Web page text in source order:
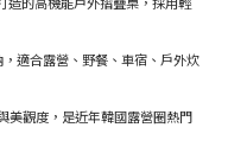
適合露營、野餐、車宿、戶外炊
美觀度，是近年韓國露營圈熱門